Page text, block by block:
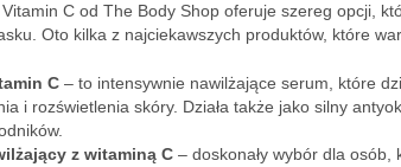
C od The Body Shop oferuje szereg opcji,
Oto kilka z najciekawszych produktów, które
C – to intensywnie nawilżające serum, które
i rozświetlenia skóry. Działa także jako silny
z witaminą C – doskonały wybór dla